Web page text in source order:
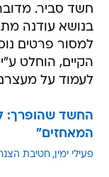
חשד סביר.
בנושא עודנה
למסור פרטים
הקיים, הוחלט
לעמוד על
החשד שהופרך:
המאחזים"
פעילי ימין חטיבת